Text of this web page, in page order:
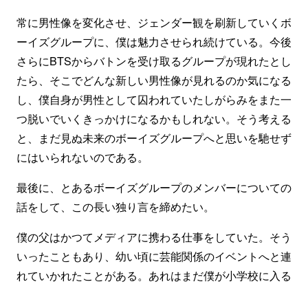
常に男性像を変化させ、ジェンダー観を刷新していくボ
ーイズグループに、僕は魅力させられ続けている。今後
さらにBTSからバトンを受け取るグループが現れたとし
たら、そこでどんな新しい男性像が見れるのか気になる
し、僕自身が男性として囚われていたしがらみをまた一
つ脱いでいくきっかけになるかもしれない。そう考える
と、まだ見ぬ未来のボーイズグループへと思いを馳せず
にはいられないのである。
最後に、とあるボーイズグループのメンバーについての
話をして、この長い独り言を締めたい。
僕の父はかつてメディアに携わる仕事をしていた。そう
いったこともあり、幼い頃に芸能関係のイベントへと連
れていかれたことがある。あれはまだ僕が小学校に入る